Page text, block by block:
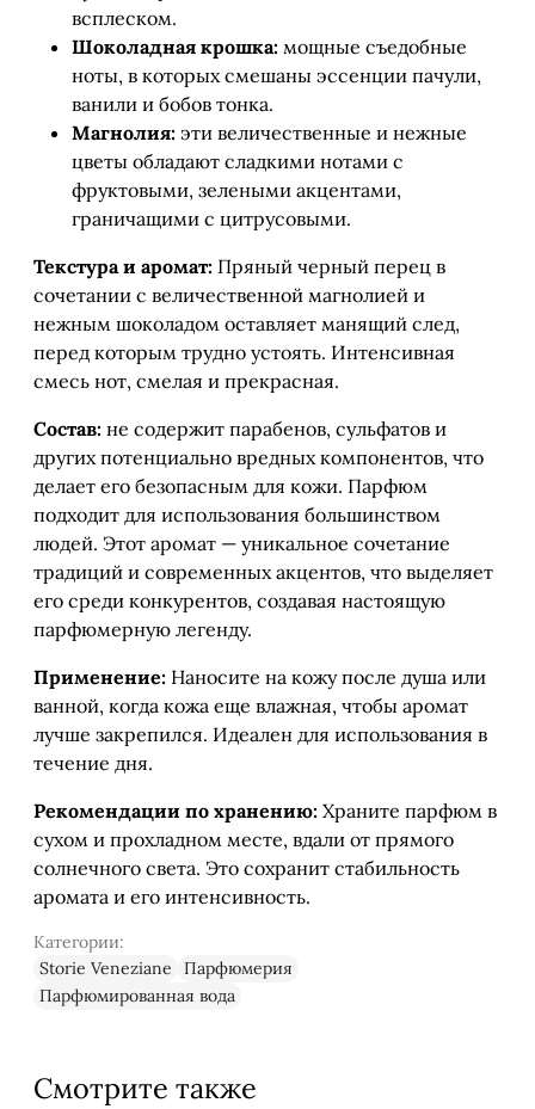
всплеском.
Шоколадная крошка: мощные съедобные
ноты, в которых смешаны эссенции пачули,
ванили и бобов тонка.
Магнолия: эти величественные и нежные
цветы обладают сладкими нотами с
фруктовыми, зелеными акцентами,
граничащими с цитрусовыми.
Текстура и аромат: Пряный черный перец в
сочетании с величественной магнолией и
нежным шоколадом оставляет манящий след,
перед которым трудно устоять. Интенсивная
смесь нот, смелая и прекрасная.
Состав: не содержит парабенов, сульфатов и
других потенциально вредных компонентов, что
делает его безопасным для кожи. Парфюм
подходит для использования большинством
людей. Этот аромат — уникальное сочетание
традиций и современных акцентов, что выделяет
его среди конкурентов, создавая настоящую
парфюмерную легенду.
Применение: Наносите на кожу после душа или
ванной, когда кожа еще влажная, чтобы аромат
лучше закрепился. Идеален для использования в
течение дня.
Рекомендации по хранению: Храните парфюм в
сухом и прохладном месте, вдали от прямого
солнечного света. Это сохранит стабильность
аромата и его интенсивность.
Категории:
Storie Veneziane
Парфюмерия
Парфюмированная вода
Смотрите также